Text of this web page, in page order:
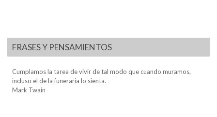
FRASES Y PENSAMIENTOS
Cumplamos la tarea de vivir de tal modo que cuando muramos,
incluso el de la funeraria lo sienta.
Mark Twain